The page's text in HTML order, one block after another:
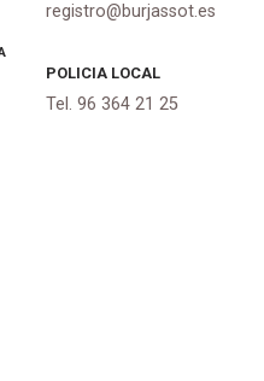
registro@burjassot.es
POLICIA LOCAL
Tel. 96 364 21 25